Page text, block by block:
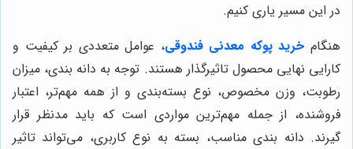
در این مسیر یاری کنیم.
هنگام خرید پوکه معدنی فندوقی، عوامل متعددی بر کیفیت و
کارایی نهایی محصول تاثیرگذار هستند. توجه به دانه بندی، میزان
رطوبت، وزن مخصوص، نوع بسته‌بندی و از همه مهم‌تر، اعتبار
فروشنده، از جمله مهم‌ترین مواردی است که باید مدنظر قرار
گیرند. دانه بندی مناسب، بسته به نوع کاربری، می‌تواند تاثیر